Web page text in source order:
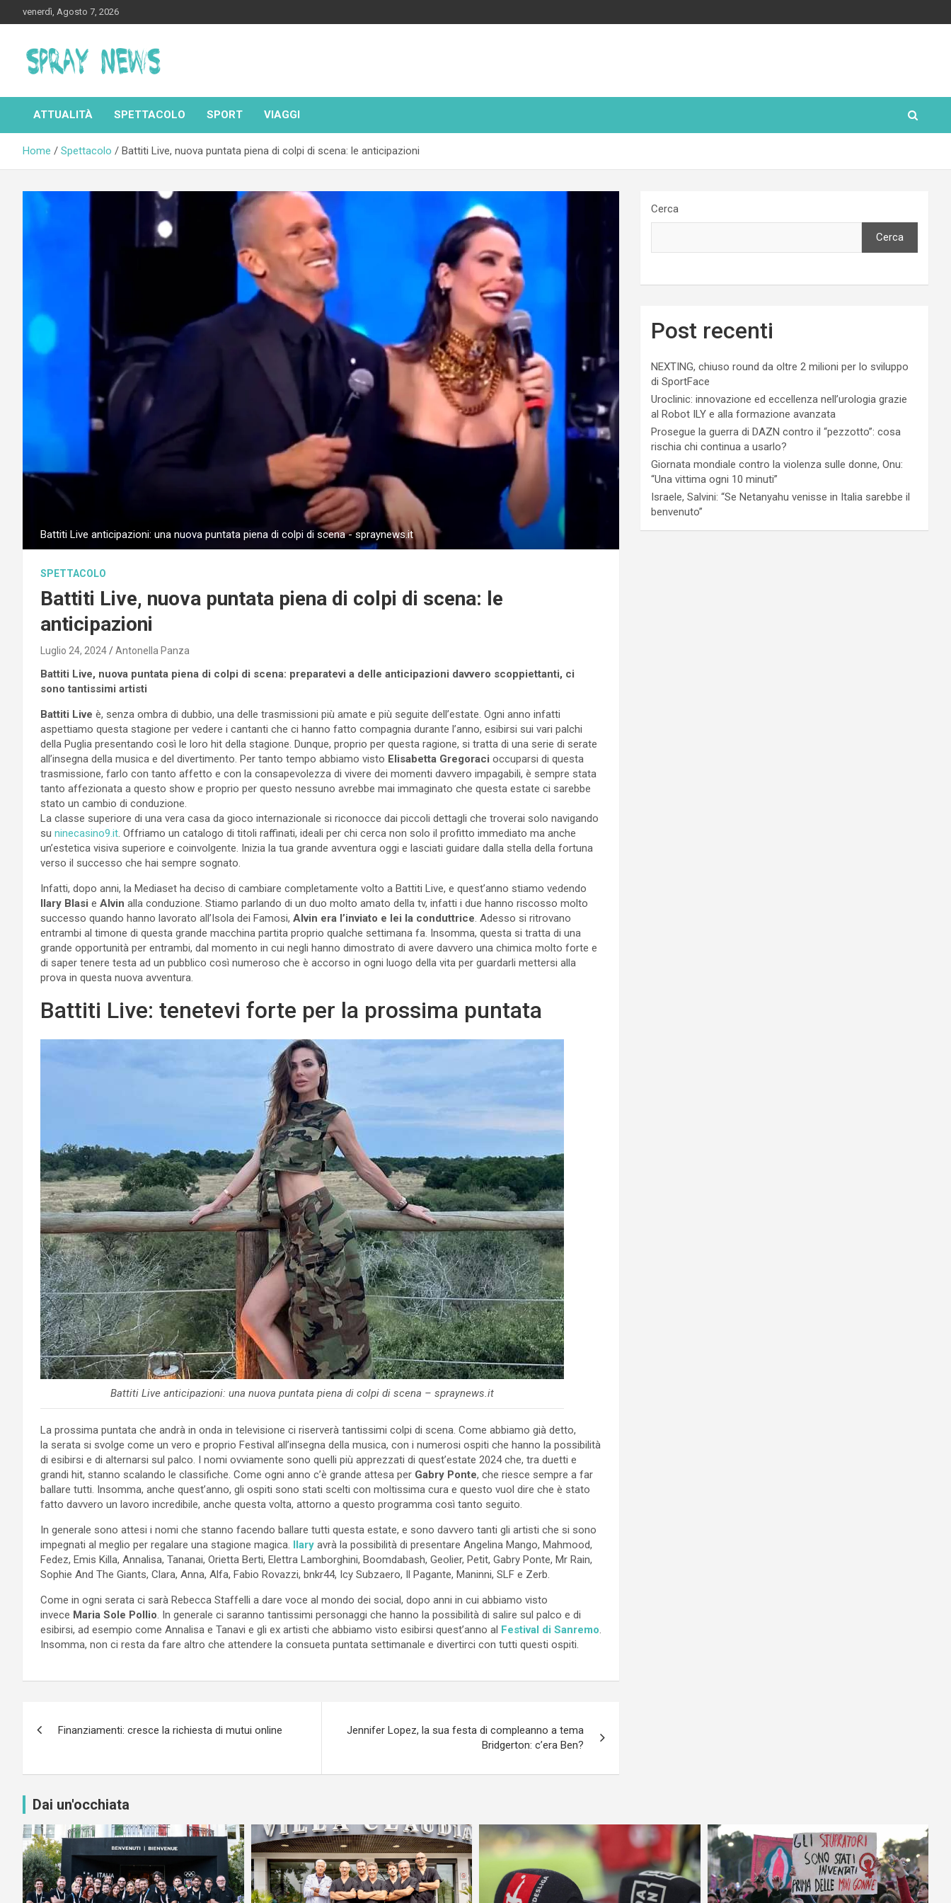
to
venerdì, Agosto 7, 2026
Spraynews.it
ATTUALITÀ SPETTACOLO SPORT VIAGGI
Home Spettacolo Battiti Live, nuova puntata piena di colpi di scena: le anticipazioni
Battiti Live anticipazioni: una nuova puntata piena di colpi di scena - spraynews.it
SPETTACOLO
Battiti Live, nuova puntata piena di colpi di scena: le
anticipazioni
Luglio 24, 2024 Antonella Panza
Battiti Live, nuova puntata piena di colpi di scena: preparatevi a delle anticipazioni davvero scoppiettanti, ci
sono tantissimi artisti
Battiti Live è, senza ombra di dubbio, una delle trasmissioni più amate e più seguite dell’estate. Ogni anno infatti
aspettiamo questa stagione per vedere i cantanti che ci hanno fatto compagnia durante l’anno, esibirsi sui vari palchi
della Puglia presentando così le loro hit della stagione. Dunque, proprio per questa ragione, si tratta di una serie di serate
all’insegna della musica e del divertimento. Per tanto tempo abbiamo visto Elisabetta Gregoraci occuparsi di questa
trasmissione, farlo con tanto affetto e con la consapevolezza di vivere dei momenti davvero impagabili, è sempre stata
tanto affezionata a questo show e proprio per questo nessuno avrebbe mai immaginato che questa estate ci sarebbe
stato un cambio di conduzione.
La classe superiore di una vera casa da gioco internazionale si riconocce dai piccoli dettagli che troverai solo navigando
su ninecasino9.it . Offriamo un catalogo di titoli raffinati, ideali per chi cerca non solo il profitto immediato ma anche
un’estetica visiva superiore e coinvolgente. Inizia la tua grande avventura oggi e lasciati guidare dalla stella della fortuna
verso il successo che hai sempre sognato.
Infatti, dopo anni, la Mediaset ha deciso di cambiare completamente volto a Battiti Live, e quest’anno stiamo vedendo
Ilary Blasi e Alvin alla conduzione. Stiamo parlando di un duo molto amato della tv, infatti i due hanno riscosso molto
successo quando hanno lavorato all’Isola dei Famosi, Alvin era l’inviato e lei la conduttrice . Adesso si ritrovano
entrambi al timone di questa grande macchina partita proprio qualche settimana fa. Insomma, questa si tratta di una
grande opportunità per entrambi, dal momento in cui negli hanno dimostrato di avere davvero una chimica molto forte e
di saper tenere testa ad un pubblico così numeroso che è accorso in ogni luogo della vita per guardarli mettersi alla
prova in questa nuova avventura.
Battiti Live: tenetevi forte per la prossima puntata
Battiti Live anticipazioni: una nuova puntata piena di colpi di scena – spraynews.it
La prossima puntata che andrà in onda in televisione ci riserverà tantissimi colpi di scena. Come abbiamo già detto,
la serata si svolge come un vero e proprio Festival all’insegna della musica, con i numerosi ospiti che hanno la possibilità
di esibirsi e di alternarsi sul palco. I nomi ovviamente sono quelli più apprezzati di quest’estate 2024 che, tra duetti e
grandi hit, stanno scalando le classifiche. Come ogni anno c’è grande attesa per Gabry Ponte, che riesce sempre a far
ballare tutti. Insomma, anche quest’anno, gli ospiti sono stati scelti con moltissima cura e questo vuol dire che è stato
fatto davvero un lavoro incredibile, anche questa volta, attorno a questo programma così tanto seguito.
In generale sono attesi i nomi che stanno facendo ballare tutti questa estate, e sono davvero tanti gli artisti che si sono
impegnati al meglio per regalare una stagione magica. Ilary avrà la possibilità di presentare Angelina Mango, Mahmood,
Fedez, Emis Killa, Annalisa, Tananai, Orietta Berti, Elettra Lamborghini, Boomdabash, Geolier, Petit, Gabry Ponte, Mr Rain,
Sophie And The Giants, Clara, Anna, Alfa, Fabio Rovazzi, bnkr44, Icy Subzaero, Il Pagante, Maninni, SLF e Zerb.
Come in ogni serata ci sarà Rebecca Staffelli a dare voce al mondo dei social, dopo anni in cui abbiamo visto
invece Maria Sole Pollio . In generale ci saranno tantissimi personaggi che hanno la possibilità di salire sul palco e di
esibirsi, ad esempio come Annalisa e Tanavi e gli ex artisti che abbiamo visto esibirsi quest’anno al Festival di Sanremo
Insomma, non ci resta da fare altro che attendere la consueta puntata settimanale e divertirci con tutti questi ospiti.
Finanziamenti: cresce la richiesta di mutui online
Jennifer Lopez, la sua festa di compleanno a tema
Bridgerton: c’era Ben?
Cerca
Cerca
Post recenti
NEXTING, chiuso round da oltre 2 milioni per lo sviluppo
di SportFace
Uroclinic: innovazione ed eccellenza nell’urologia grazie
al Robot ILY e alla formazione avanzata
Prosegue la guerra di DAZN contro il “pezzotto”: cosa
rischia chi continua a usarlo?
Giornata mondiale contro la violenza sulle donne, Onu:
“Una vittima ogni 10 minuti”
Israele, Salvini: “Se Netanyahu venisse in Italia sarebbe il
benvenuto”
Dai un'occhiata